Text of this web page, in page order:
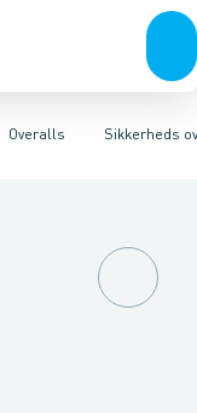
Undertøj & sokkerSko
Overalls Knæskånere
Sikkerheds